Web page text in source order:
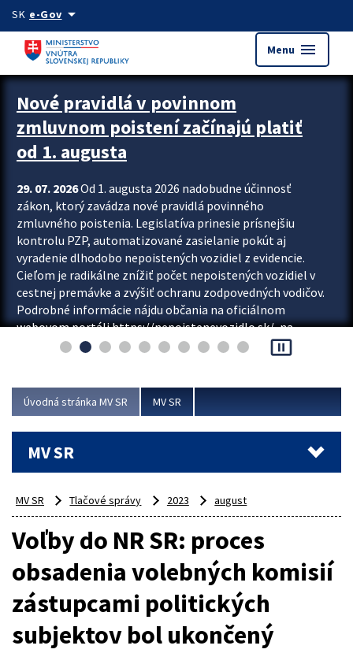
Preskocit na hlavný obsah
SK e-Govarrow_drop_down
Menu menu
Zastavit automatický posun upútavok
Nové pravidlá v povinnom
zmluvnom poistení začínajú platiť
od 1. augusta
29. 07. 2026Od 1. augusta 2026 nadobudne účinnosť
zákon, ktorý zavádza nové pravidlá povinného
zmluvného poistenia. Legislatíva prinesie prísnejšiu
kontrolu PZP, automatizované zasielanie pokút aj
vyradenie dlhodobo nepoistených vozidiel z evidencie.
Cieľom je radikálne znížiť počet nepoistených vozidiel v
cestnej premávke a zvýšiť ochranu zodpovedných vodičov.
Podrobné informácie nájdu občania na oficiálnom
webovom portáli https://nepoistenevozidlo.sk/, na
ktorom od augusta pribudne aj možnosť overiť si...
pause_presentation
Úvodná stránka MV SR MV SR
MV SR
MV SR Tlačové správy 2023 august
Voľby do NR SR: proces
obsadenia volebných komisií
zástupcami politických
subjektov bol ukončený